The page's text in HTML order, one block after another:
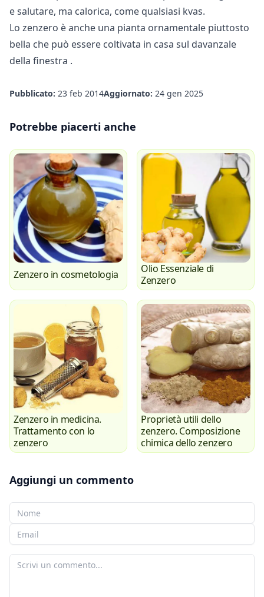
e salutare, ma calorica, come qualsiasi kvas.
Lo zenzero è anche una pianta ornamentale piuttosto
bella che può essere coltivata in casa sul davanzale
della finestra .
Pubblicato: 23 feb 2014Aggiornato: 24 gen 2025
Potrebbe piacerti anche
Zenzero in cosmetologia
Olio Essenziale di
Zenzero
Zenzero in medicina.
Trattamento con lo
zenzero
Proprietà utili dello
zenzero. Composizione
chimica dello zenzero
Aggiungi un commento
Il tuo nome
La tua e-mail
Il tuo commento